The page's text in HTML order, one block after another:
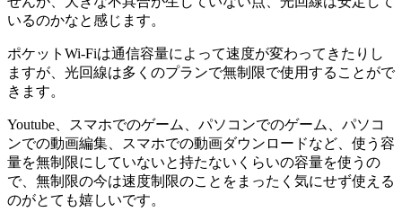
いるのかなと感じます。
ポケットWi-Fiは通信容量によって速度が変わってきたりし
ますが、光回線は多くのプランで無制限で使用することがで
きます。
Youtube、スマホでのゲーム、パソコンでのゲーム、パソコ
ンでの動画編集、スマホでの動画ダウンロードなど、使う容
量を無制限にしていないと持たないくらいの容量を使うの
で、無制限の今は速度制限のことをまったく気にせず使える
のがとても嬉しいです。